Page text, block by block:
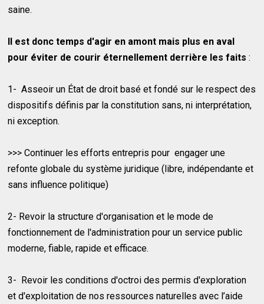
saine.
Il est donc temps d'agir en amont mais plus en aval
pour éviter de courir éternellement derrière les faits :
1- Asseoir un État de droit basé et fondé sur le respect des
dispositifs définis par la constitution sans, ni interprétation,
ni exception.
>>> Continuer les efforts entrepris pour engager une
refonte globale du système juridique (libre, indépendante et
sans influence politique)
2- Revoir la structure d'organisation et le mode de
fonctionnement de l'administration pour un service public
moderne, fiable, rapide et efficace.
3- Revoir les conditions d'octroi des permis d'exploration
et d'exploitation de nos ressources naturelles avec l’aide